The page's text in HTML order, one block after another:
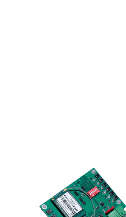
типы